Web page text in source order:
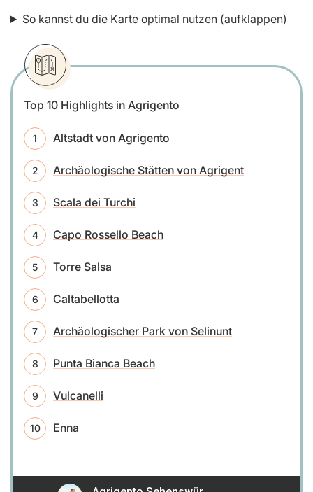
So kannst du die Karte optimal nutzen (aufklappen)
Top 10 Highlights in Agrigento
Altstadt von Agrigento
Archäologische Stätten von Agrigent
Scala dei Turchi
Capo Rossello Beach
Torre Salsa
Caltabellotta
Archäologischer Park von Selinunt
Punta Bianca Beach
Vulcanelli
Enna